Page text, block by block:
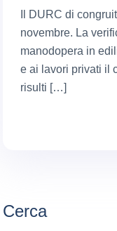
Il DURC di
novembre. La
manodopera in
e ai lavori privati il
risulti […]
Cerca